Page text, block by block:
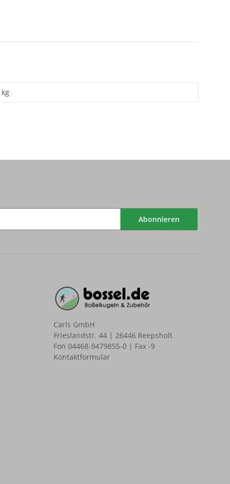
kg
Abonnieren
Carls GmbH
Frieslandstr. 44 | 26446 Reepsholt
Fon 04468-9479855-0 | Fax -9
Kontaktformular